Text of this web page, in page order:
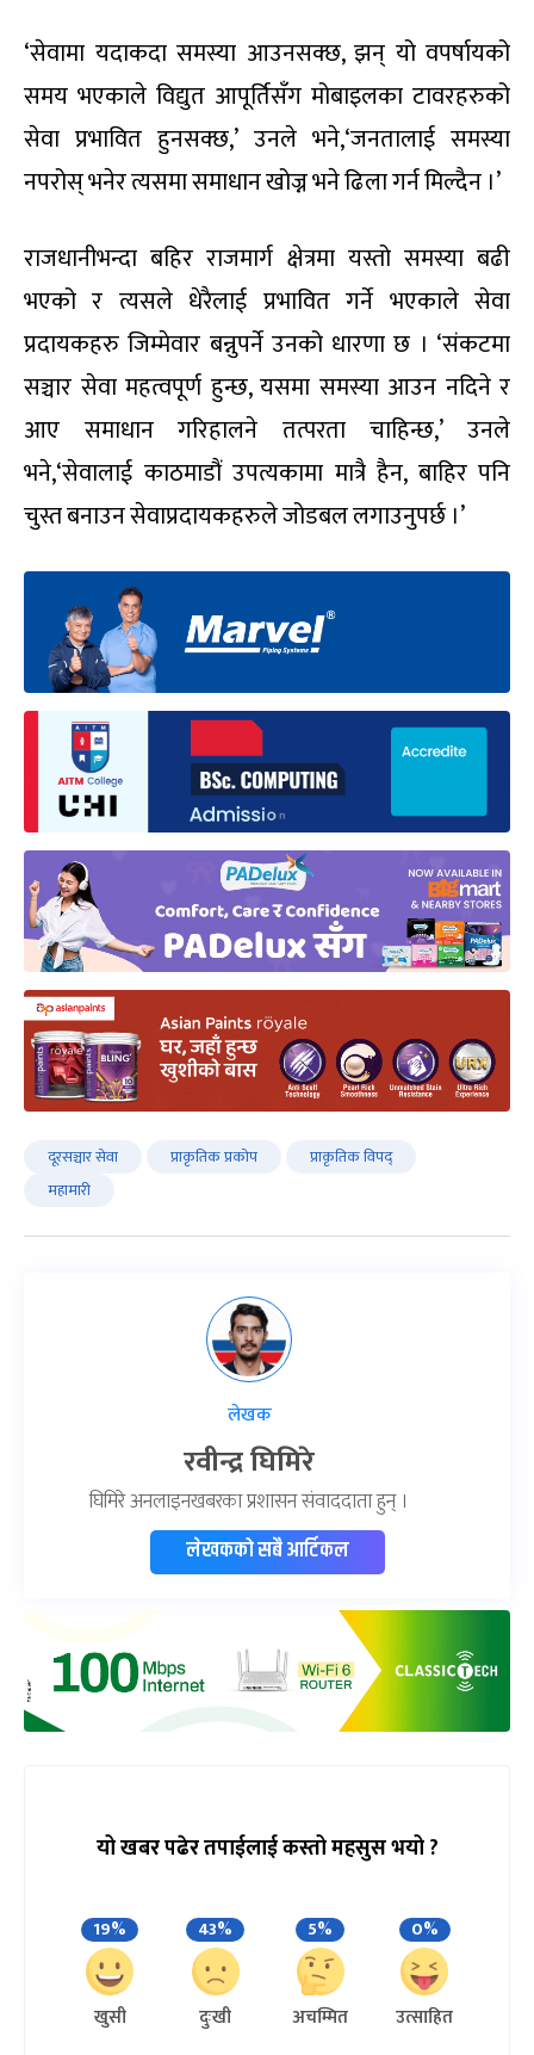
‘सेवामा यदाकदा समस्या आउनसक्छ, झन् यो वपर्षायको
समय भएकाले विद्युत आपूर्तिसँग मोबाइलका टावरहरुको
सेवा प्रभावित हुनसक्छ,’ उनले भने,‘जनतालाई समस्या
नपरोस् भनेर त्यसमा समाधान खोज्न भने ढिला गर्न मिल्दैन ।’
राजधानीभन्दा बहिर राजमार्ग क्षेत्रमा यस्तो समस्या बढी
भएको र त्यसले धेरैलाई प्रभावित गर्ने भएकाले सेवा
प्रदायकहरु जिम्मेवार बन्नुपर्ने उनको धारणा छ । ‘संकटमा
सञ्चार सेवा महत्वपूर्ण हुन्छ, यसमा समस्या आउन नदिने र
आए समाधान गरिहालने तत्परता चाहिन्छ,’ उनले
भने,‘सेवालाई काठमाडौं उपत्यकामा मात्रै हैन, बाहिर पनि
चुस्त बनाउन सेवाप्रदायकहरुले जोडबल लगाउनुपर्छ ।’
दूरसञ्चार सेवा प्राकृतिक प्रकोप
प्राकृतिक विपद्
महामारी
लेखक
रवीन्द्र घिमिरे
घिमिरे अनलाइनखबरका प्रशासन संवाददाता हुन् ।
लेखकको सबै आर्टिकल
यो खबर पढेर तपाईलाई कस्तो महसुस भयो ?
19%
खुसी
43%
दुःखी
5%
अचम्मित
0%
उत्साहित